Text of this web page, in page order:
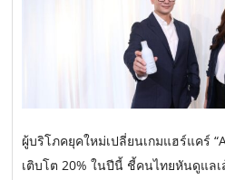
ผู้บริโภคยุคใหม่เปลี่ยนเกมแฮร์แคร์
เติบโต 20% ในปีนี้ ชี้คนไทยหันดูแล